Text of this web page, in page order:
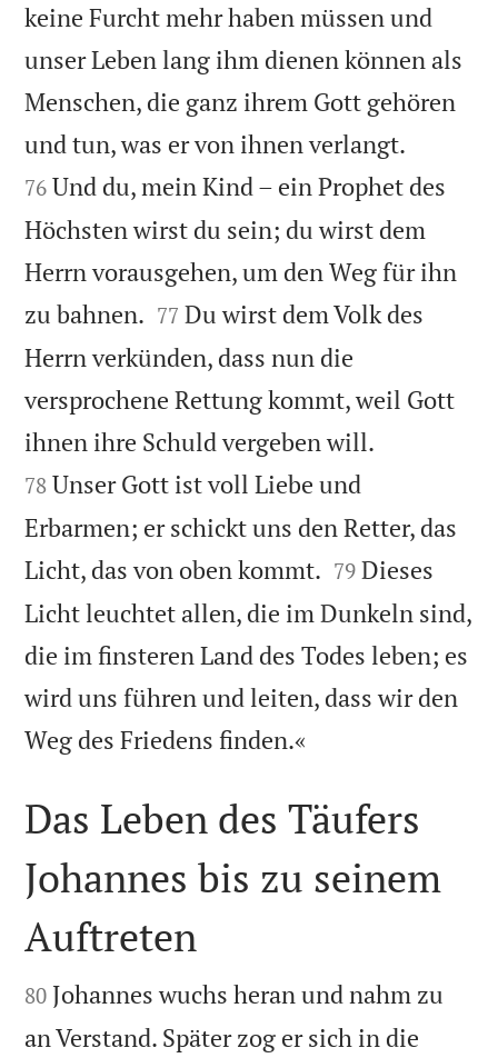
keine Furcht mehr haben müssen und
unser Leben lang ihm dienen können als
Menschen, die ganz ihrem Gott gehören
und tun, was er von ihnen verlangt.
76 Und du, mein Kind – ein Prophet des
Höchsten wirst du sein; du wirst dem
Herrn vorausgehen, um den Weg für ihn
zu bahnen. 

77 Du wirst dem Volk des
Herrn verkünden, dass nun die
versprochene Rettung kommt, weil Gott
ihnen ihre Schuld vergeben will.
78 Unser Gott ist voll Liebe und
Erbarmen; er schickt uns den Retter, das
Licht, das von oben kommt. 

79 Dieses
Licht leuchtet allen, die im Dunkeln sind,
die im finsteren Land des Todes leben; es
wird uns führen und leiten, dass wir den
Weg des Friedens finden.«

Das Leben des Täufers
Johannes bis zu seinem
Auftreten

80 Johannes wuchs heran und nahm zu
an Verstand. Später zog er sich in die